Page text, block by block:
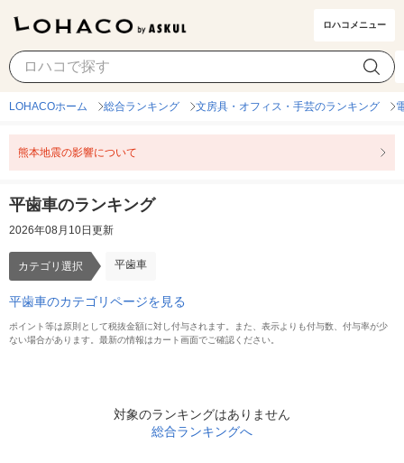
ロハコメニュー
平歯車 カテゴリ選択
LOHACOホーム 総合ランキング 文房具・オフィス・手芸のランキング
熊本地震の影響について
平歯車のランキング
2026年08月10日更新
カテゴリ選択 平歯車
平歯車のカテゴリページを見る
ポイント等は原則として税抜金額に対し付与されます。また、表示よりも付与数、付与率が少
ない場合があります。最新の情報はカート画面でご確認ください。
対象のランキングはありません
総合ランキングへ